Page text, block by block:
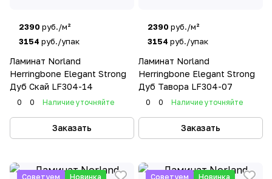
2390 руб./м²
3154 руб./упак
Ламинат Norland
Herringbone Elegant Strong
Дуб Скай LF304-14
0 0 Наличие уточняйте
Заказать
2390 руб./м²
3154 руб./упак
Ламинат Norland
Herringbone Elegant Strong
Дуб Тавора LF304-07
0 0 Наличие уточняйте
Заказать
Советуем
Новинка
Советуем
Новинка